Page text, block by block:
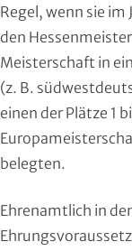
Regel, wenn sie
den
Meisterschaft in
(z. B.
einen der Plätze 1
belegten.
Ehrenamtlich in
Golf
Handball
Judo
Kanu